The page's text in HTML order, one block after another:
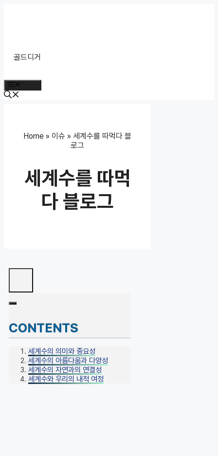
골드디거
Home » 이슈 » 세계수를 따먹다 블
로그
세계수를 따먹
다 블로그
CONTENTS
세계수의 의미와 중요성
세계수의 아름다움과 다양성
세계수의 자연과의 연결성
세계수와 우리의 내적 여정